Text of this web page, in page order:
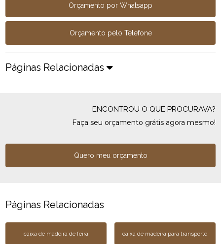
Orçamento por Whatsapp
Orçamento pelo Telefone
Páginas Relacionadas
ENCONTROU O QUE PROCURAVA?
Faça seu orçamento grátis agora mesmo!
Quero meu orçamento
Páginas Relacionadas
caixa de madeira de feira caixa de madeira para transporte